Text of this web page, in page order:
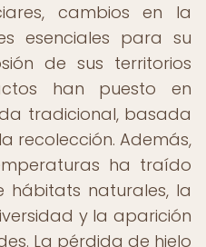
cambios en la
esenciales para su
de sus territorios
han puesto en
tradicional, basada
recolección. Además,
ha traído
naturales, la
y la aparición
La pérdida de hielo